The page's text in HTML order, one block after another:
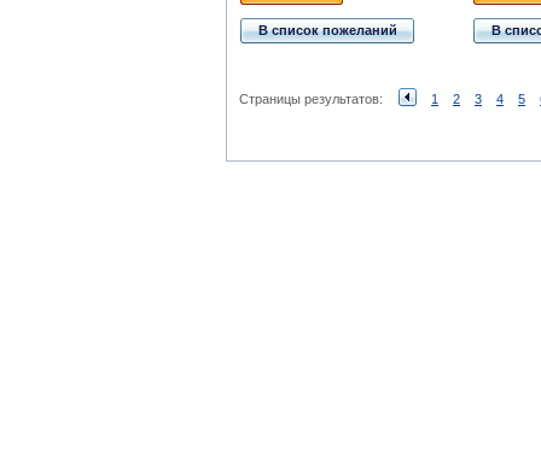
В список пожеланий В
Страницы результатов: 1 2 3 4 5